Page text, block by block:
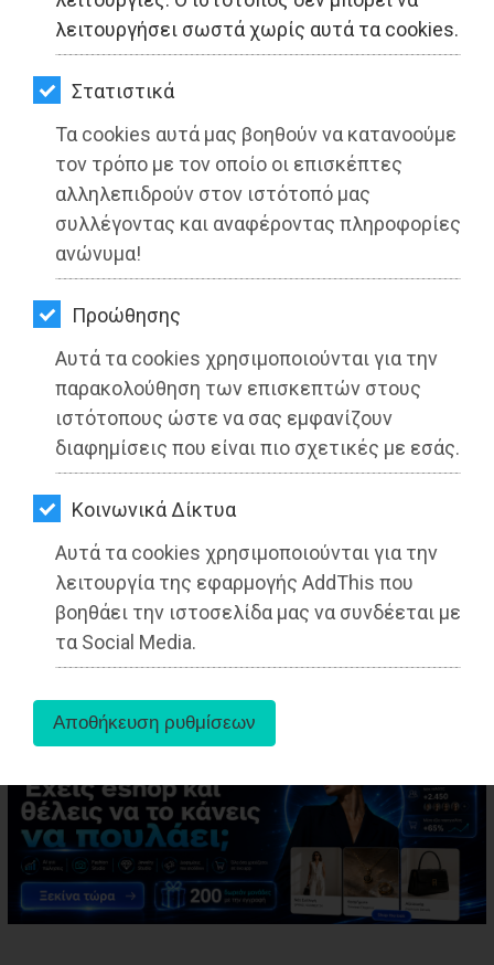
λειτουργήσει σωστά χωρίς αυτά τα cookies.
Στατιστικά
Τα cookies αυτά μας βοηθούν να κατανοούμε
τον τρόπο με τον οποίο οι επισκέπτες
αλληλεπιδρούν στον ιστότοπό μας
συλλέγοντας και αναφέροντας πληροφορίες
ανώνυμα!
Προώθησης
Αυτά τα cookies χρησιμοποιούνται για την
παρακολούθηση των επισκεπτών στους
ιστότοπους ώστε να σας εμφανίζουν
διαφημίσεις που είναι πιο σχετικές με εσάς.
Kοινωνικά Δίκτυα
Αυτά τα cookies χρησιμοποιούνται για την
λειτουργία της εφαρμογής AddThis που
βοηθάει την ιστοσελίδα μας να συνδέεται με
τα Social Media.
ΥΓΕΙΑ
LIFESTYLE
ΤΑΞΙΔΙΑ
ΕΞΟΔΟΣ
ΠΕΡΙΒΑΛΛΟΝ
ΚΑΤΟΙΚΙΔΙΟ
ΑΓΓΕΛΙΕΣ
ΕΦΗΜΕΡΙΔΕΣ
OΔΗΓΟΣ
ΑΓΟΡΑΣ
ΨΙΘΥΡΟΙ
ΑΠΟΣΤΟΛΗ
ΑΡΘΡΩΝ
ΛΑΪΚΗ ΣΥΣΠΕΙΡΩΣΗ ΜΑΡΑΘΩΝΑ:
Οριστική απόσυρση του νομοσχεδίου
- έκτρωμα για τις Λαϊκές Αγορές
Διαβάστηκε 3391 φορές
27-05-2025
Από τo Dimotisnews
aboutus
Μαραθώνας ΤΟΠΙΚΗ ΑΥΤΟΔΙΟΙΚΗΣΗ